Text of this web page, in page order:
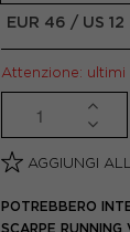
EUR 46 / US 12
Attenzione:
AGGIUNGI
POTREBBERO
SCARPE RUNNING